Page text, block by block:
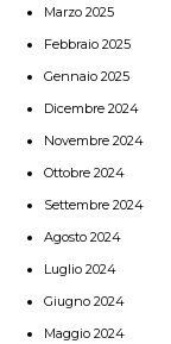
Marzo 2025
Febbraio 2025
Gennaio 2025
Dicembre 2024
Novembre 2024
Ottobre 2024
Settembre 2024
Agosto 2024
Luglio 2024
Giugno 2024
Maggio 2024